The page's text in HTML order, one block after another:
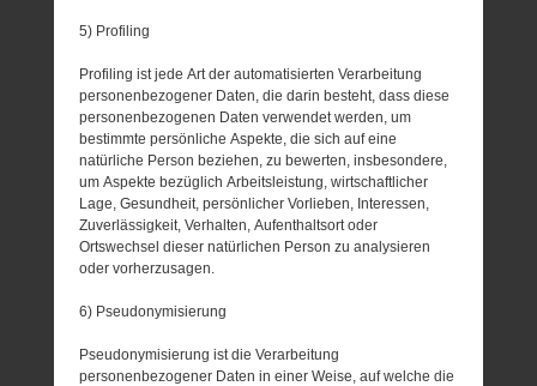
5) Profiling
Profiling ist jede Art der automatisierten Verarbeitung
personenbezogener Daten, die darin besteht, dass diese
personenbezogenen Daten verwendet werden, um
bestimmte persönliche Aspekte, die sich auf eine
natürliche Person beziehen, zu bewerten, insbesondere,
um Aspekte bezüglich Arbeitsleistung, wirtschaftlicher
Lage, Gesundheit, persönlicher Vorlieben, Interessen,
Zuverlässigkeit, Verhalten, Aufenthaltsort oder
Ortswechsel dieser natürlichen Person zu analysieren
oder vorherzusagen.
6) Pseudonymisierung
Pseudonymisierung ist die Verarbeitung
personenbezogener Daten in einer Weise, auf welche die